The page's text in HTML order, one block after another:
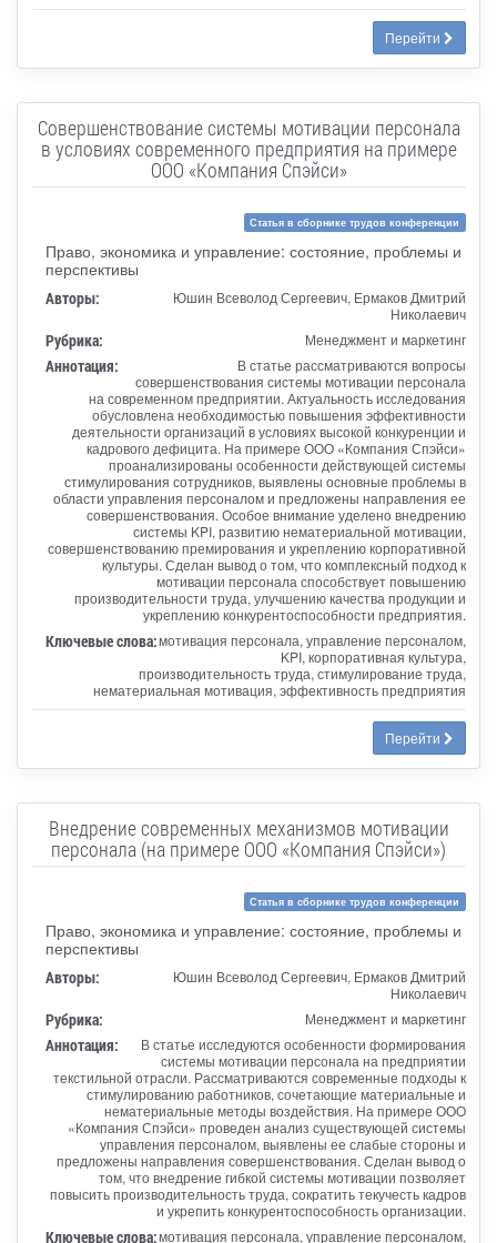
Перейти
Совершенствование системы мотивации персонала
в условиях современного предприятия на примере
ООО «Компания Спэйси»
Статья в сборнике трудов конференции
Право, экономика и управление: состояние, проблемы и
перспективы
Авторы:
Юшин Всеволод Сергеевич, Ермаков Дмитрий
Николаевич
Рубрика: Менеджмент и маркетинг
Аннотация:
В статье рассматриваются вопросы
совершенствования системы мотивации персонала
на современном предприятии. Актуальность исследования
обусловлена необходимостью повышения эффективности
деятельности организаций в условиях высокой конкуренции и
кадрового дефицита. На примере ООО «Компания Спэйси»
проанализированы особенности действующей системы
стимулирования сотрудников, выявлены основные проблемы в
области управления персоналом и предложены направления ее
совершенствования. Особое внимание уделено внедрению
системы KPI, развитию нематериальной мотивации,
совершенствованию премирования и укреплению корпоративной
культуры. Сделан вывод о том, что комплексный подход к
мотивации персонала способствует повышению
производительности труда, улучшению качества продукции и
укреплению конкурентоспособности предприятия.
Ключевые слова:мотивация персонала, управление персоналом,
KPI, корпоративная культура,
производительность труда, стимулирование труда,
нематериальная мотивация, эффективность предприятия
Перейти
Внедрение современных механизмов мотивации
персонала (на примере ООО «Компания Спэйси»)
Статья в сборнике трудов конференции
Право, экономика и управление: состояние, проблемы и
перспективы
Авторы:
Юшин Всеволод Сергеевич, Ермаков Дмитрий
Николаевич
Рубрика: Менеджмент и маркетинг
Аннотация:
В статье исследуются особенности формирования
системы мотивации персонала на предприятии
текстильной отрасли. Рассматриваются современные подходы к
стимулированию работников, сочетающие материальные и
нематериальные методы воздействия. На примере ООО
«Компания Спэйси» проведен анализ существующей системы
управления персоналом, выявлены ее слабые стороны и
предложены направления совершенствования. Сделан вывод о
том, что внедрение гибкой системы мотивации позволяет
повысить производительность труда, сократить текучесть кадров
и укрепить конкурентоспособность организации.
Ключевые слова:мотивация персонала, управление персоналом,